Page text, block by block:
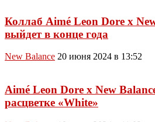
Коллаб Aimé Leon Dore x
выйдет в конце года
New Balance 20 июня 2024 в 13:52
Aimé Leon Dore x New
расцветке «White»